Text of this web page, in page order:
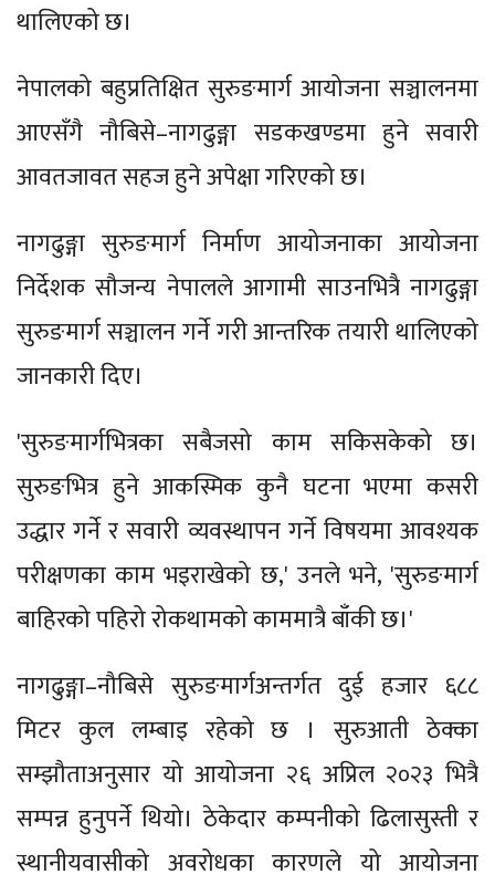
थालिएको छ।
नेपालको बहुप्रतिक्षित सुरुङमार्ग आयोजना सञ्चालनमा
आएसँगै नौबिसे–नागढुङ्गा सडकखण्डमा हुने सवारी
आवतजावत सहज हुने अपेक्षा गरिएको छ।
नागढुङ्गा सुरुङमार्ग निर्माण आयोजनाका आयोजना
निर्देशक सौजन्य नेपालले आगामी साउनभित्रै नागढुङ्गा
सुरुङमार्ग सञ्चालन गर्ने गरी आन्तरिक तयारी थालिएको
जानकारी दिए।
'सुरुङमार्गभित्रका सबैजसो काम सकिसकेको छ।
सुरुङभित्र हुने आकस्मिक कुनै घटना भएमा कसरी
उद्धार गर्ने र सवारी व्यवस्थापन गर्ने विषयमा आवश्यक
परीक्षणका काम भइराखेको छ,' उनले भने, 'सुरुङमार्ग
बाहिरको पहिरो रोकथामको काममात्रै बाँकी छ।'
नागढुङ्गा–नौबिसे सुरुङमार्गअन्तर्गत दुई हजार ६८८
मिटर कुल लम्बाइ रहेको छ । सुरुआती ठेक्का
सम्झौताअनुसार यो आयोजना २६ अप्रिल २०२३ भित्रै
सम्पन्न हुनुपर्ने थियो। ठेकेदार कम्पनीको ढिलासुस्ती र
स्थानीयवासीको अवरोधका कारणले यो आयोजना